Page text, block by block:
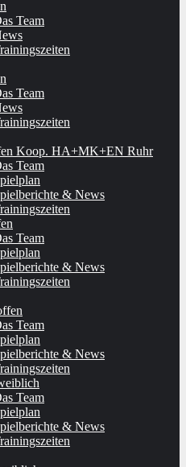
Team
Team
Koop. HA+MK+EN Ruhr
Team
& News
Team
& News
Team
& News
Team
& News